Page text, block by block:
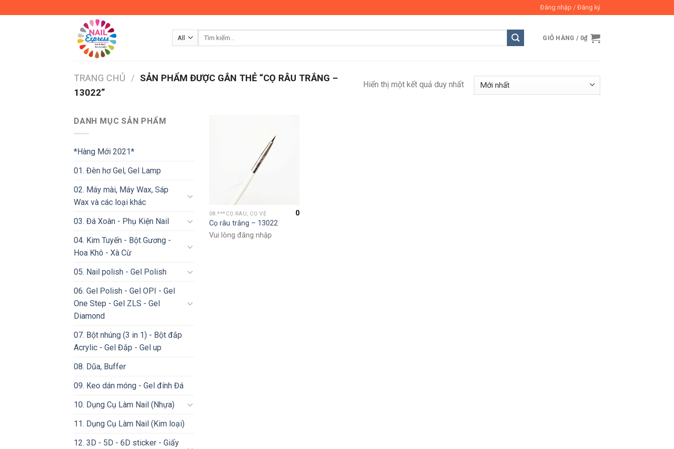
Đăng nhập / Đăng ký
GIỎ HÀNG / 0₫
TRANG CHỦ / SẢN PHẨM ĐƯỢC GẮN THẺ “CỌ RÂU TRẮNG –
13022”
Hiển thị một kết quả duy nhất
DANH MỤC SẢN PHẨM
*Hàng Mới 2021*
01. Đèn hơ Gel, Gel Lamp
02. Máy mài, Máy Wax, Sáp
Wax và các loại khác
03. Đá Xoàn - Phụ Kiện Nail
04. Kim Tuyến - Bột Gương -
Hoa Khô - Xà Cừ
05. Nail polish - Gel Polish
06. Gel Polish - Gel OPI - Gel
One Step - Gel ZLS - Gel
Diamond
07. Bột nhúng (3 in 1) - Bột đắp
Acrylic - Gel Đắp - Gel up
08. Dũa, Buffer
09. Keo dán móng - Gel đính Đá
10. Dụng Cụ Làm Nail (Nhựa)
11. Dụng Cụ Làm Nail (Kim loại)
12. 3D - 5D - 6D sticker - Giấy
08.***CỌ RÂU, CỌ VẼ
Cọ râu trắng – 13022
0
Vui lòng đăng nhập